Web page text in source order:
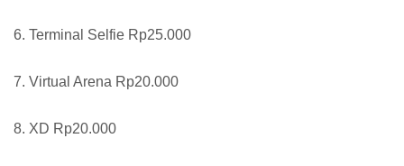
6. Terminal Selfie Rp25.000
7. Virtual Arena Rp20.000
8. XD Rp20.000